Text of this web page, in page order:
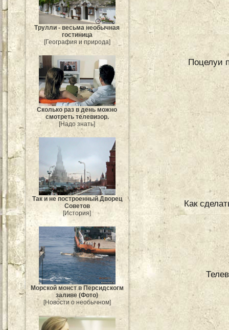
Трулли - весьма необычная
гостиница
[География и природа]
Сколько раз в день можно
смотреть телевизор.
[Надо знать]
Так и не построенный Дворец
Советов
[История]
Морской монст в Персидскогм
заливе (Фото)
[Новости о необычном]
Поцелуи
Как